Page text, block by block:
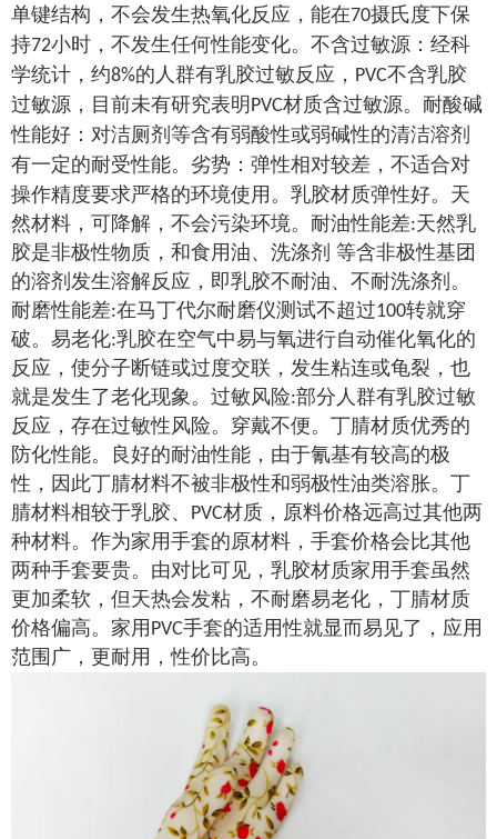
单键结构，不会发生热氧化反应，能在70摄氏度下保
持72小时，不发生任何性能变化。不含过敏源：经科
学统计，约8%的人群有乳胶过敏反应， PVC不含乳胶
过敏源，目前未有研究表明 PVC材质含过敏源。耐酸碱
性能好：对洁厕剂等含有弱酸性或弱碱性的清洁溶剂
有一定的耐受性能。劣势 ： 弹性相对较差，不适合对
操作精度要求严格的环境使用。 乳胶材质弹性好。天
然材料，可降解，不会污染环境。耐油性能差:天然乳
胶是非极性物质，和食用油、洗涤剂 等含非极性基团
的溶剂发生溶解反应，即乳胶不耐油、不耐洗涤剂。
耐磨性能差:在马丁代尔耐磨仪测试不超过100转就穿
破。易老化:乳胶在空气中易与氧进行自动催化氧化的
反应，使分子断链或过度交联，发生粘连或龟裂，也
就是发生了老化现象。过敏风险:部分人群有乳胶过敏
反应，存在过敏性风险。穿戴不便。丁腈材质优秀的
防化性能。良好的耐油性能，由于氰基有较高的极
性，因此丁腈材料不被非极性和弱极性油类溶胀。丁
腈材料相较于乳胶、 PVC材质，原料价格远高过其他两
种材料。作为家用手套的原材料，手套价格会比其他
两种手套要贵。由对比可见，乳胶材质家用手套虽然
更加柔软，但天热会发粘，不耐磨易老化，丁腈材质
价格偏高。家用 PVC手套的适用性就显而易见了， 应用
范围广，更耐用，性价比高。